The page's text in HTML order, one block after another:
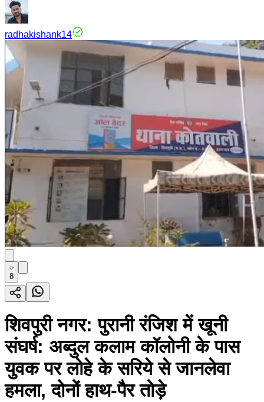
radhakishank14
8
शिवपुरी नगर: पुरानी रंजिश में खूनी
संघर्ष: अब्दुल कलाम कॉलोनी के पास
युवक पर लोहे के सरिये से जानलेवा
हमला, दोनों हाथ-पैर तोड़े